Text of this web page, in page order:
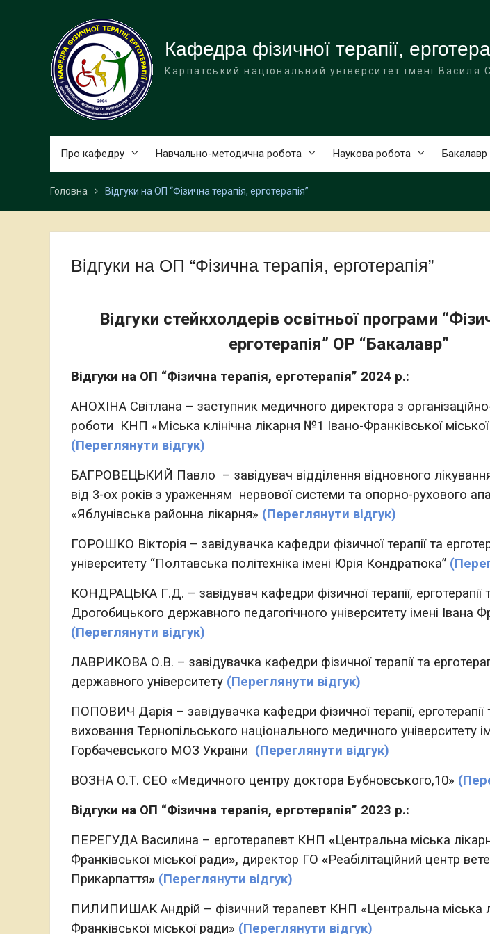
Кафедра фізичної терапії,
Карпатський національний університет імені Василя
Про кафедру Навчально-методична робота Наукова робота Бакалавр
Головна Відгуки на ОП “Фізична терапія, ерготерапія”
Відгуки на ОП “Фізична терапія, ерготерапія”
Відгуки стейкхолдерів освітньої програми
ерготерапія” ОР “Бакалавр”
Відгуки на ОП “Фізична терапія, ерготерапія” 2024 р.:
АНОХІНА Світлана – заступник медичного директора з
роботи КНП «Міська клінічна лікарня №1 Івано-Франківської
(Переглянути відгук)
БАГРОВЕЦЬКИЙ Павло – завідувач відділення відновного
від 3-ох років з ураженням нервової системи та опорно-рухового
«Яблунівська районна лікарня» (Переглянути відгук)
ГОРОШКО Вікторія – завідувачка кафедри фізичної терапії та
університету “Полтавська політехніка імені Юрія Кондратюка”
КОНДРАЦЬКА Г.Д. – завідувач кафедри фізичної терапії, ерготерапії
Дрогобицького державного педагогічного університету імені Івана
(Переглянути відгук)
ЛАВРИКОВА О.В. – завідувачка кафедри фізичної терапії та
державного університету (Переглянути відгук)
ПОПОВИЧ Дарія – завідувачка кафедри фізичної терапії, ерготерапії
виховання Тернопільського національного медичного університету
Горбачевського МОЗ України (Переглянути відгук)
ВОЗНА О.Т. СEO «Медичного центру доктора Бубновського,10»
Відгуки на ОП “Фізична терапія, ерготерапія” 2023 р.:
ПЕРЕГУДА Василина – ерготерапевт КНП «Центральна міська
Франківської міської ради», директор ГО «Реабілітаційний центр
Прикарпаття» (Переглянути відгук)
ПИЛИПИШАК Андрій – фізичний терапевт КНП «Центральна міська
Франківської міської ради» (Переглянути відгук)